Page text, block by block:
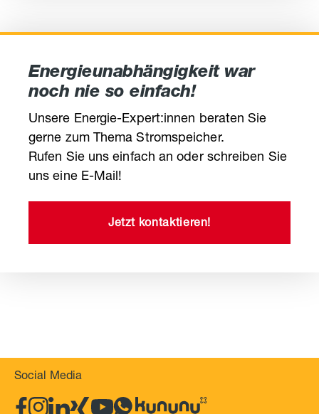
Energieunabhängigkeit war
noch nie so einfach!
Unsere Energie-Expert:innen beraten Sie
gerne zum Thema Stromspeicher.
Rufen Sie uns einfach an oder schreiben Sie
uns eine E-Mail!
Jetzt kontaktieren!
Social Media